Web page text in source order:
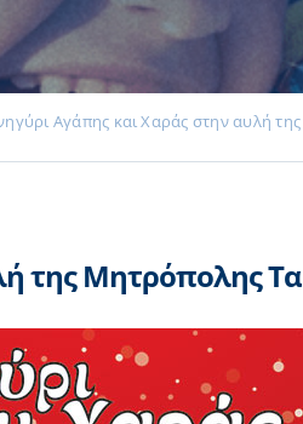
Αγάπης και Χαράς στην αυλή
της Μητρόπολης